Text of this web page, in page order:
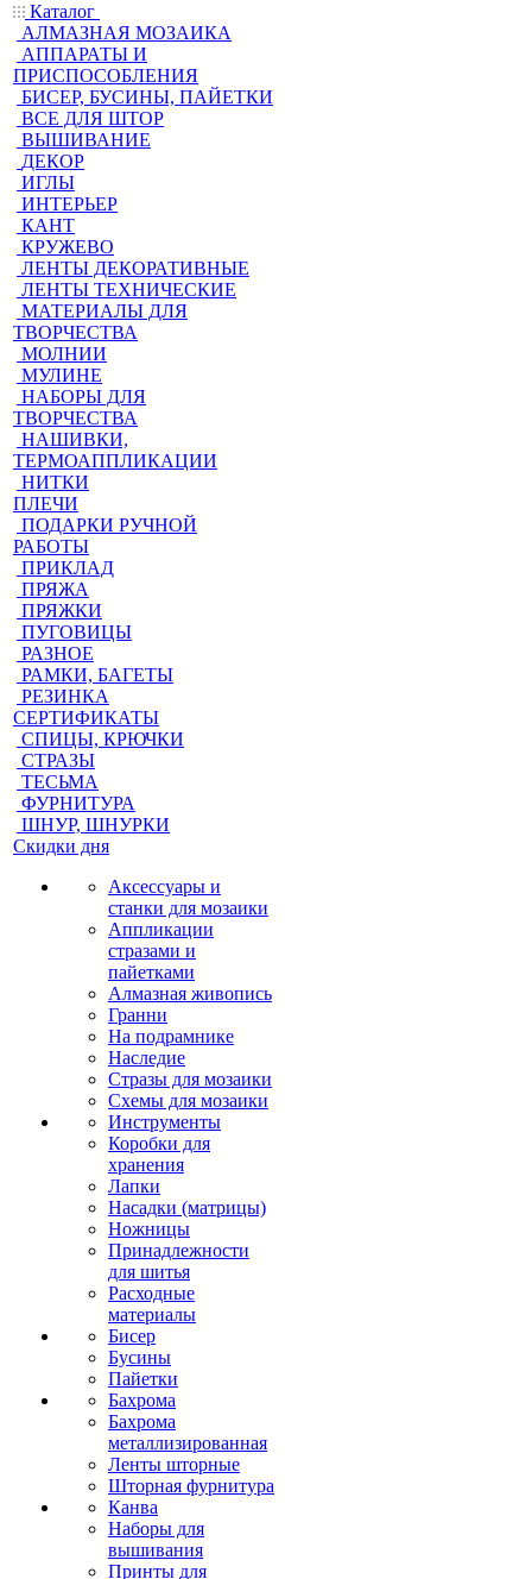
Каталог
АЛМАЗНАЯ МОЗАИКА
АППАРАТЫ И
ПРИСПОСОБЛЕНИЯ
БИСЕР, БУСИНЫ, ПАЙЕТКИ
ВСЕ ДЛЯ ШТОР
ВЫШИВАНИЕ
ДЕКОР
ИГЛЫ
ИНТЕРЬЕР
КАНТ
КРУЖЕВО
ЛЕНТЫ ДЕКОРАТИВНЫЕ
ЛЕНТЫ ТЕХНИЧЕСКИЕ
МАТЕРИАЛЫ ДЛЯ
ТВОРЧЕСТВА
МОЛНИИ
МУЛИНЕ
НАБОРЫ ДЛЯ
ТВОРЧЕСТВА
НАШИВКИ,
ТЕРМОАППЛИКАЦИИ
НИТКИ
ПЛЕЧИ
ПОДАРКИ РУЧНОЙ
РАБОТЫ
ПРИКЛАД
ПРЯЖА
ПРЯЖКИ
ПУГОВИЦЫ
РАЗНОЕ
РАМКИ, БАГЕТЫ
РЕЗИНКА
СЕРТИФИКАТЫ
СПИЦЫ, КРЮЧКИ
СТРАЗЫ
ТЕСЬМА
ФУРНИТУРА
ШНУР, ШНУРКИ
Скидки дня
Аксессуары и
станки для мозаики
Аппликации
стразами и
пайетками
Алмазная живопись
Гранни
На подрамнике
Наследие
Стразы для мозаики
Схемы для мозаики
Инструменты
Коробки для
хранения
Лапки
Насадки (матрицы)
Ножницы
Принадлежности
для шитья
Расходные
материалы
Бисер
Бусины
Пайетки
Бахрома
Бахрома
металлизированная
Ленты шторные
Шторная фурнитура
Канва
Наборы для
вышивания
Принты для